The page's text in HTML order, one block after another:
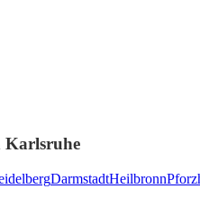
Karlsruhe
DarmstadtHeilbronn